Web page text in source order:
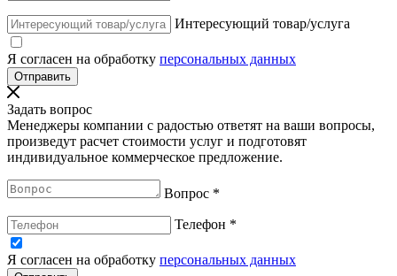
Интересующий товар/услуга
Я согласен на обработку персональных данных
Задать вопрос
Менеджеры компании с радостью ответят на ваши вопросы,
произведут расчет стоимости услуг и подготовят
индивидуальное коммерческое предложение.
Вопрос *
Телефон *
Я согласен на обработку персональных данных